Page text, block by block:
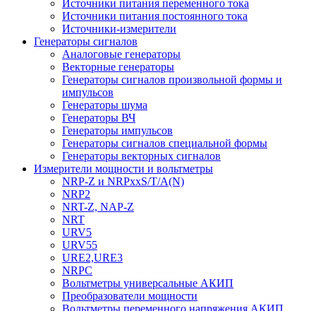
Источники питания переменного тока
Источники питания постоянного тока
Источники-измерители
Генераторы сигналов
Аналоговые генераторы
Векторные генераторы
Генераторы сигналов произвольной формы и
импульсов
Генераторы шума
Генераторы ВЧ
Генераторы импульсов
Генераторы сигналов специальной формы
Генераторы векторных сигналов
Измерители мощности и вольтметры
NRP-Z и NRPхxS/T/A(N)
NRP2
NRT-Z, NAP-Z
NRT
URV5
URV55
URE2,URE3
NRPC
Вольтметры универсальные АКИП
Преобразователи мощности
Вольтметры переменного напряжения АКИП